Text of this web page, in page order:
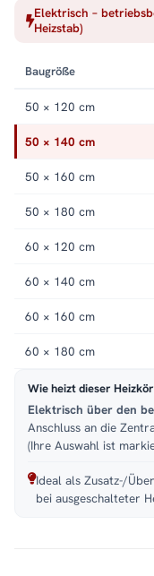
Bauform verteilt die
Fläche. Alle Größen
Elektrisch –
Heizstab)
Baugröße
50 × 120 cm
50 × 140 cm
50 × 160 cm
50 × 180 cm
60 × 120 cm
60 × 140 cm
60 × 160 cm
60 × 180 cm
Wie heizt dieser
Elektrisch über den
Anschluss an die
(Ihre Auswahl ist
Ideal als Zusatz-/
bei ausgeschalteter